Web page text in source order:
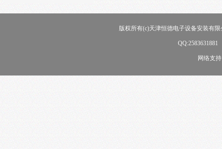
版权所有(c)天津恒德电子设备安装有
网络支